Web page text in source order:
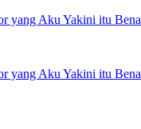
yang Aku Yakini itu
yang Aku Yakini itu